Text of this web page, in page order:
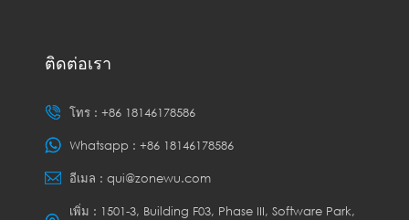
ติดต่อเรา
โทร : +86 18146178586
Whatsapp : +86 18146178586
อีเมล : qui@zonewu.com
เพิ่ม : 1501-3, Building F03, Phase III, Software Park,